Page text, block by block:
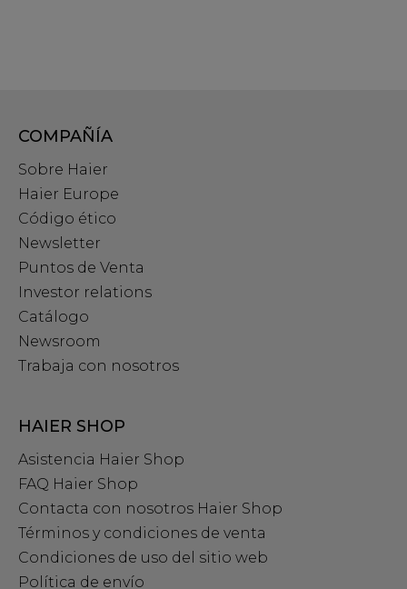
COMPAÑÍA
Sobre Haier
Haier Europe
Código ético
Newsletter
Puntos de Venta
Investor relations
Catálogo
Newsroom
Trabaja con nosotros
HAIER SHOP
Asistencia Haier Shop
FAQ Haier Shop
Contacta con nosotros Haier Shop
Términos y condiciones de venta
Condiciones de uso del sitio web
Política de envío